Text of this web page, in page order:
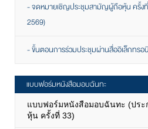
- จดหมายเชิญประชุมสามัญผู้ถือหุ้น ครั้ง
2569)
- ขั้นตอนการร่วมประชุมผ่านสื่ออิเล็กทร
แบบฟอร์มหนังสือมอบฉันทะ
แบบฟอร์มหนังสือมอบฉันทะ (ปร
หุ้น ครั้งที่ 33)